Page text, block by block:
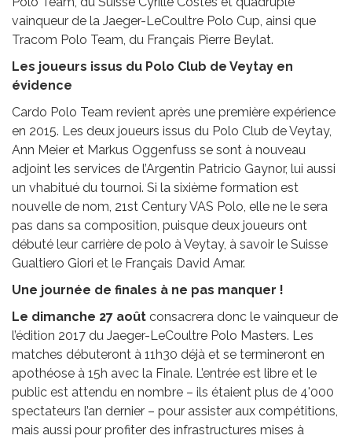
vainqueur de la Jaeger-LeCoultre Polo Cup, ainsi que
Tracom Polo Team, du Français Pierre Beylat.
Les joueurs issus du Polo Club de Veytay en
évidence
Cardo Polo Team revient après une première expérience
en 2015. Les deux joueurs issus du Polo Club de Veytay,
Ann Meier et Markus Oggenfuss se sont à nouveau
adjoint les services de l’Argentin Patricio Gaynor, lui aussi
un vhabitué du tournoi. Si la sixième formation est
nouvelle de nom, 21st Century VAS Polo, elle ne le sera
pas dans sa composition, puisque deux joueurs ont
débuté leur carrière de polo à Veytay, à savoir le Suisse
Gualtiero Giori et le Français David Amar.
Une journée de finales à ne pas manquer !
Le dimanche 27 août consacrera donc le vainqueur de
l’édition 2017 du Jaeger-LeCoultre Polo Masters. Les
matches débuteront à 11h30 déjà et se termineront en
apothéose à 15h avec la Finale. L’entrée est libre et le
public est attendu en nombre – ils étaient plus de 4'000
spectateurs l’an dernier – pour assister aux compétitions,
mais aussi pour profiter des infrastructures mises à